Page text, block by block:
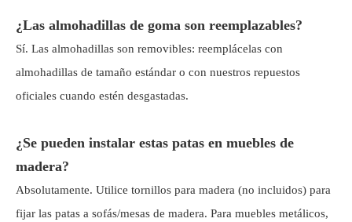
¿Las almohadillas de goma son reemplazables?
Sí. Las almohadillas son removibles: reemplácelas con
almohadillas de tamaño estándar o con nuestros repuestos
oficiales cuando estén desgastadas.
¿Se pueden instalar estas patas en muebles de
madera?
Absolutamente. Utilice tornillos para madera (no incluidos) para
fijar las patas a sofás/mesas de madera. Para muebles metálicos,